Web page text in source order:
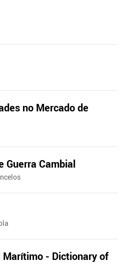
no Mercado de
Guerra Cambial
Marítimo - Dictionary of